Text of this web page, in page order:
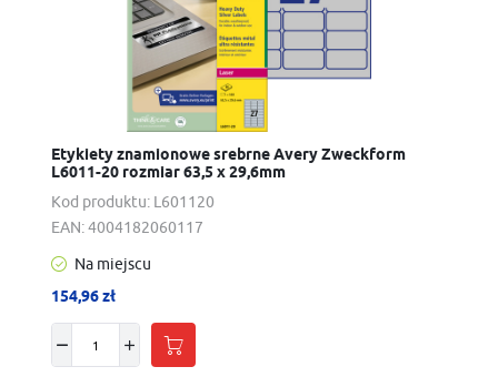
Kod produktu: L601120
Etykiety znamionowe srebrne Avery Zweckform
L6011-20 rozmiar 63,5 x 29,6mm
EAN:4004182060117
Na miejscu
154,96 zł